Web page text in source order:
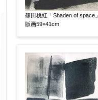
篠田桃紅「Shaden of space」
版画59×41cm